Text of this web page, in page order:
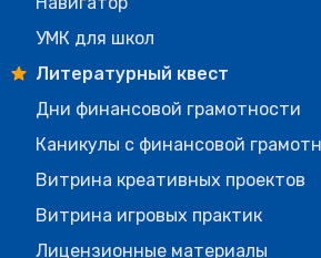
УМК для школ
Литературный квест
Дни финансовой грамотности
Каникулы с финансовой
Витрина креативных проектов
Витрина игровых практик
Лицензионные материалы